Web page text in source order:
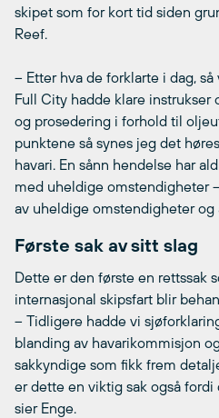
skipet som for kort tid siden
Reef.
– Etter hva de forklarte i dag,
Full City hadde klare instrukser
og prosedering i forhold til
punktene så synes jeg det
havari. En sånn hendelse har
med uheldige omstendigheter
av uheldige omstendigheter og
Første sak av sitt slag
Dette er den første en rettssak
internasjonal skipsfart blir
– Tidligere hadde vi
blanding av havarikommisjon
sakkyndige som fikk frem
er dette en viktig sak også fordi
sier Enge.